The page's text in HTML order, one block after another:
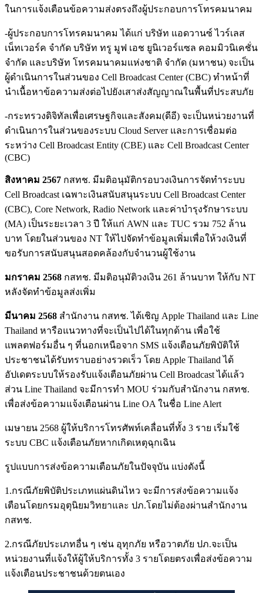
ในการแจ้งเตือนข้อความส่งตรงถึงผู้ประกอบการโทรคมนาคม
-ผู้ประกอบการโทรคมนาคม ได้แก่ บริษัท แอดวานซ์ ไวร์เลส
เน็ทเวอร์ค จำกัด บริษัท ทรู มูฟ เอช ยูนิเวอร์แซล คอมมิวนิเคชั่น
จำกัด และบริษัท โทรคมนาคมแห่งชาติ จำกัด (มหาชน) จะเป็น
ผู้ดำเนินการในส่วนของ Cell Broadcast Center (CBC) ทำหน้าที่
นำเนื้อหาข้อความส่งต่อไปยังเสาส่งสัญญาณในพื้นที่ประสบภัย
-กระทรวงดิจิทัลเพื่อเศรษฐกิจและสังคม(ดีอี) จะเป็นหน่วยงานที่
ดำเนินการในส่วนของระบบ Cloud Server และการเชื่อมต่อ
ระหว่าง Cell Broadcast Entity (CBE) และ Cell Broadcast Center
(CBC)
สิงหาคม 2567 กสทช. มีมติอนุมัติกรอบวงเงินการจัดทำระบบ
Cell Broadcast เฉพาะเงินสนับสนุนระบบ Cell Broadcast Center
(CBC), Core Network, Radio Network และค่าบำรุงรักษาระบบ
(MA) เป็นระยะเวลา 3 ปี ให้แก่ AWN และ TUC รวม 752 ล้าน
บาท โดยในส่วนของ NT ให้ไปจัดทำข้อมูลเพิ่มเพื่อให้วงเงินที่
ขอรับการสนับสนุนสอดคล้องกับจำนวนผู้ใช้งาน
มกราคม 2568 กสทช. มีมติอนุมัติวงเงิน 261 ล้านบาท ให้กับ NT
หลังจัดทำข้อมูลส่งเพิ่ม
มีนาคม 2568 สำนักงาน กสทช. ได้เชิญ Apple Thailand และ Line
Thailand หารือแนวทางที่จะเป็นไปได้ในทุกด้าน เพื่อใช้
แพลตฟอร์มอื่น ๆ ที่นอกเหนือจาก SMS แจ้งเตือนภัยพิบัติให้
ประชาชนได้รับทราบอย่างรวดเร็ว โดย Apple Thailand ได้
อัปเดตระบบให้รองรับแจ้งเตือนภัยผ่าน Cell Broadcast ได้แล้ว
ส่วน Line Thailand จะมีการทำ MOU ร่วมกับสำนักงาน กสทช.
เพื่อส่งข้อความแจ้งเตือนผ่าน Line OA ในชื่อ Line Alert
เมษายน 2568 ผู้ให้บริการโทรศัพท์เคลื่อนที่ทั้ง 3 ราย เริ่มใช้
ระบบ CBC แจ้งเตือนภัยหากเกิดเหตุฉุกเฉิน
รูปแบบการส่งข้อความเตือนภัยในปัจจุบัน แบ่งดังนี้
1.กรณีภัยพิบัติประเภทแผ่นดินไหว จะมีการส่งข้อความแจ้ง
เตือนโดยกรมอุตุนิยมวิทยาและ ปภ.โดยไม่ต้องผ่านสำนักงาน
กสทช.
2.กรณีภัยประเภทอื่น ๆ เช่น อุทุกภัย หรือวาตภัย ปภ.จะเป็น
หน่วยงานที่แจ้งให้ผู้ให้บริการทั้ง 3 รายโดยตรงเพื่อส่งข้อความ
แจ้งเตือนประชาชนด้วยตนเอง